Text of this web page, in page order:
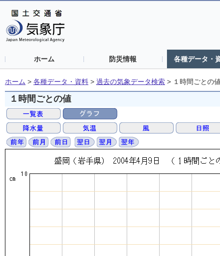
ホーム 防災情報 各種データ・
ホーム > 各種データ・資料 > 過去の気象データ検索 > １時間ごとの
１時間ごとの値